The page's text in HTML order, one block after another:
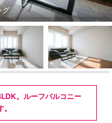
グ
。ルーフバルコニー
。